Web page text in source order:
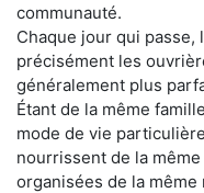
communauté.
Chaque jour qui
précisément les
généralement plus
Étant de la même
mode de vie
nourrissent de la
organisées de la même